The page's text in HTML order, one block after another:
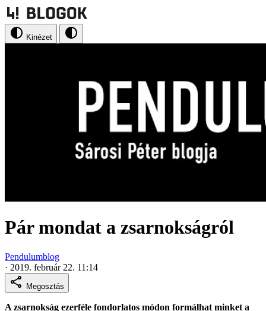
Kinézet
Pár mondat a zsarnokságról
Pendulumblog
· 2019. február 22. 11:14
Megosztás
A zsarnokság ezerféle fondorlatos módon formálhat minket a